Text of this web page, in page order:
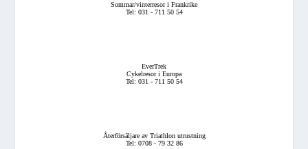
Sommar/vinterresor i Frankrike
Tel: 031 - 711 50 54
EverTrek
Cykelresor i Europa
Tel: 031 - 711 50 54
Återförsäljare av Triathlon utrustning
Tel: 0708 - 79 32 86